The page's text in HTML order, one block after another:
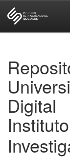
Digital